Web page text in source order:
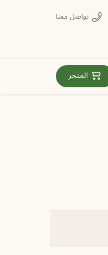
تواصل معنا
المتجر